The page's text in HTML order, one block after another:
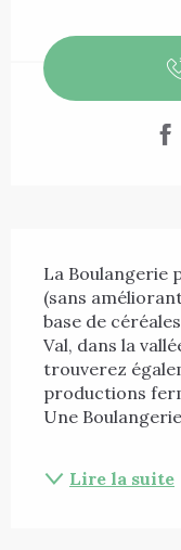
La Boulangerie
(sans
base de
Val, dans la
trouverez
productions
Une
Lire la suite